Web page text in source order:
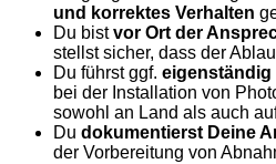
und korrektes Verhalten
Du bistvor Ort der
stellst sicher, dass der
Du führst ggf. eigenständig
bei der Installation von
sowohl an Land als auch
Du dokumentierst Deine
der Vorbereitung von